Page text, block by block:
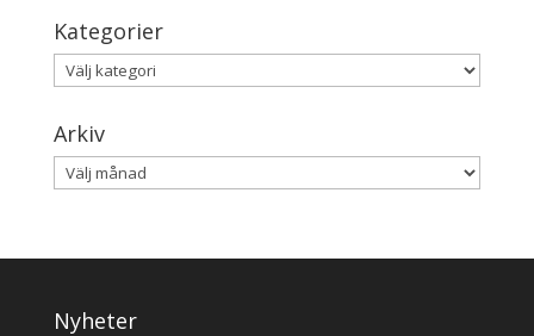
Kategorier
Kategorier
Arkiv
Arkiv
Nyheter